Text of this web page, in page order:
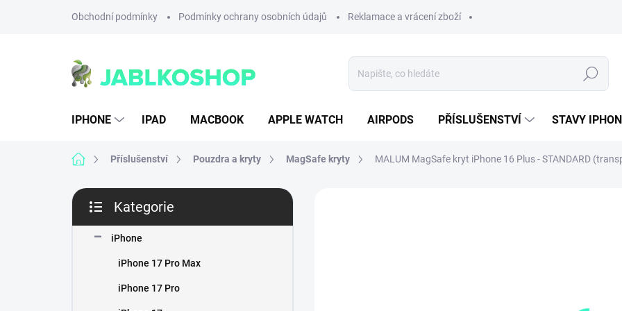
Obchodní podmínky Podmínky ochrany osobních údajů Reklamace a vrácení zboží
Hledat
IPHONE IPAD MACBOOK APPLE WATCH AIRPODS PŘÍSLUŠENSTVÍ STAVY
Domů Příslušenství Pouzdra a kryty MagSafe kryty MALUM MagSafe kryt iPhone 16 Plus - STANDARD
P
s
kategorie
Kategorie
iPhone
iPhone 17 Pro Max
iPhone 17 Pro